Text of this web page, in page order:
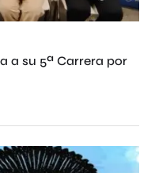
a su 5ª Carrera por